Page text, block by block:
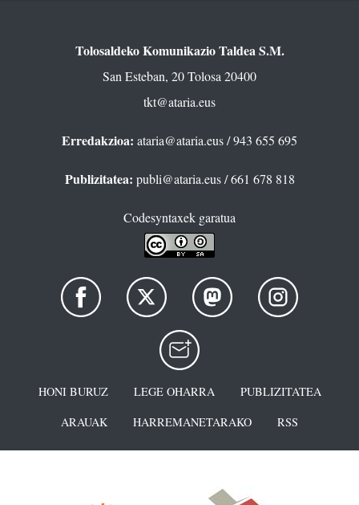
Tolosaldeko Komunikazio Taldea S.M.
San Esteban, 20 Tolosa 20400
tkt@ataria.eus
Erredakzioa: ataria@ataria.eus/ 943 655 695
Publizitatea: publi@ataria.eus/ 661 678 818
Codesyntaxek garatua
HONI BURUZ LEGE OHARRA
PUBLIZITATEA
ARAUAK
HARREMANETARAKO RSS